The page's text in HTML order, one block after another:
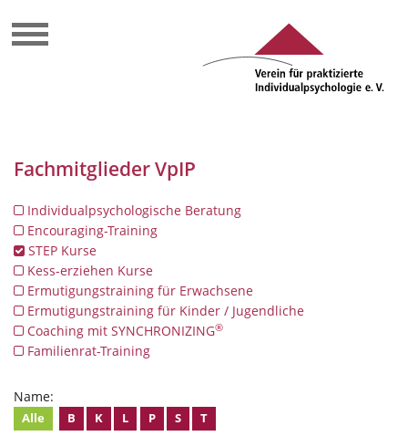
Fachmitglieder VpIP
Individualpsychologische Beratung
Encouraging-Training
STEP Kurse
Kess-erziehen Kurse
Ermutigungstraining für Erwachsene
Ermutigungstraining für Kinder / Jugendliche
Coaching mit SYNCHRONIZING®
Familienrat-Training
Name:
Alle B K L P S T